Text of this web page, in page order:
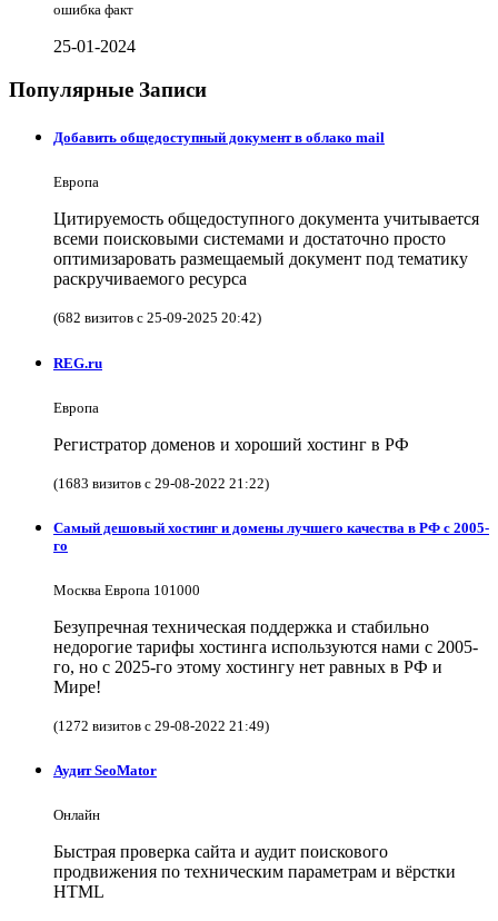
ошибка факт
25-01-2024
Популярные Записи
Добавить общедоступный документ в облако mail
Европа
Цитируемость общедоступного документа учитывается
всеми поисковыми системами и достаточно просто
оптимизаровать размещаемый документ под тематику
раскручиваемого ресурса
(682 визитов с 25-09-2025 20:42)
REG.ru
Европа
Регистратор доменов и хороший хостинг в РФ
(1683 визитов с 29-08-2022 21:22)
Самый дешовый хостинг и домены лучшего качества в РФ с 2005-
го
Москва Европа 101000
Безупречная техническая поддержка и стабильно
недорогие тарифы хостинга используются нами с 2005-
го, но с 2025-го этому хостингу нет равных в РФ и
Мире!
(1272 визитов с 29-08-2022 21:49)
Аудит SeoMator
Онлайн
Быстрая проверка сайта и аудит поискового
продвижения по техническим параметрам и вёрстки
HTML